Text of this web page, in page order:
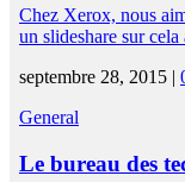
Chez Xerox, nous
un slideshare sur
septembre 28, 2015 |
General
Le bureau des